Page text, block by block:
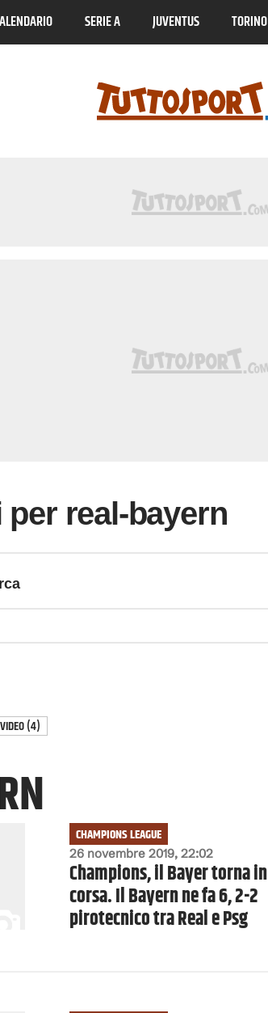
SERIE A JUVENTUS TORINO
real-bayern
VIDEO(4)
26 novembre 2019, 22:02
CHAMPIONS LEAGUE
Champions, il Bayer torna in
corsa. Il Bayern ne fa 6, 2-2
pirotecnico tra Real e Psg